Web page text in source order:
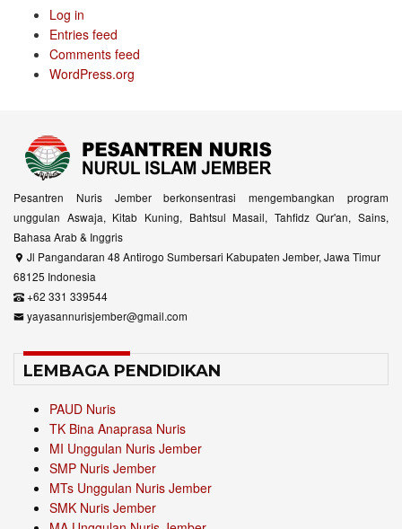
Log in
Entries feed
Comments feed
WordPress.org
Pesantren Nuris Jember berkonsentrasi mengembangkan program
unggulan Aswaja, Kitab Kuning, Bahtsul Masail, Tahfidz Qur'an, Sains,
Bahasa Arab & Inggris
Jl Pangandaran 48 Antirogo Sumbersari Kabupaten Jember, Jawa Timur
68125 Indonesia
+62 331 339544
yayasannurisjember@gmail.com
LEMBAGA PENDIDIKAN
PAUD Nuris
TK Bina Anaprasa Nuris
MI Unggulan Nuris Jember
SMP Nuris Jember
MTs Unggulan Nuris Jember
SMK Nuris Jember